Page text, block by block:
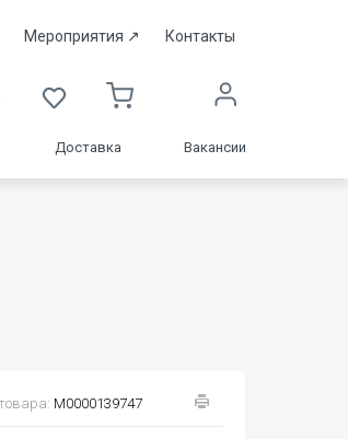
Мероприятия ↗ Контакты
Доставка Вакансии
М0000139747